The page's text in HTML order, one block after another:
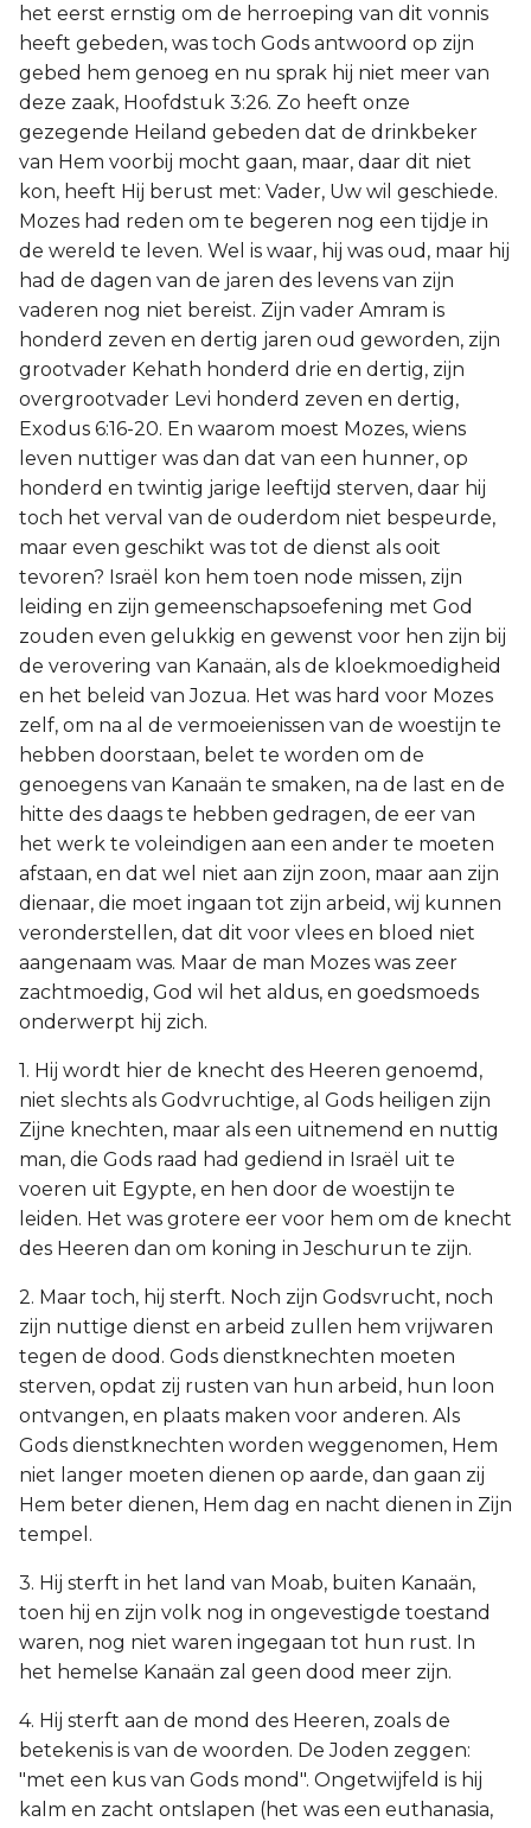
het eerst ernstig om de herroeping van dit vonnis
heeft gebeden, was toch Gods antwoord op zijn
gebed hem genoeg en nu sprak hij niet meer van
deze zaak, Hoofdstuk 3:26. Zo heeft onze
gezegende Heiland gebeden dat de drinkbeker
van Hem voorbij mocht gaan, maar, daar dit niet
kon, heeft Hij berust met: Vader, Uw wil geschiede.
Mozes had reden om te begeren nog een tijdje in
de wereld te leven. Wel is waar, hij was oud, maar hij
had de dagen van de jaren des levens van zijn
vaderen nog niet bereist. Zijn vader Amram is
honderd zeven en dertig jaren oud geworden, zijn
grootvader Kehath honderd drie en dertig, zijn
overgrootvader Levi honderd zeven en dertig,
Exodus 6:16-20. En waarom moest Mozes, wiens
leven nuttiger was dan dat van een hunner, op
honderd en twintig jarige leeftijd sterven, daar hij
toch het verval van de ouderdom niet bespeurde,
maar even geschikt was tot de dienst als ooit
tevoren? Israël kon hem toen node missen, zijn
leiding en zijn gemeenschapsoefening met God
zouden even gelukkig en gewenst voor hen zijn bij
de verovering van Kanaän, als de kloekmoedigheid
en het beleid van Jozua. Het was hard voor Mozes
zelf, om na al de vermoeienissen van de woestijn te
hebben doorstaan, belet te worden om de
genoegens van Kanaän te smaken, na de last en de
hitte des daags te hebben gedragen, de eer van
het werk te voleindigen aan een ander te moeten
afstaan, en dat wel niet aan zijn zoon, maar aan zijn
dienaar, die moet ingaan tot zijn arbeid, wij kunnen
veronderstellen, dat dit voor vlees en bloed niet
aangenaam was. Maar de man Mozes was zeer
zachtmoedig, God wil het aldus, en goedsmoeds
onderwerpt hij zich.
1. Hij wordt hier de knecht des Heeren genoemd,
niet slechts als Godvruchtige, al Gods heiligen zijn
Zijne knechten, maar als een uitnemend en nuttig
man, die Gods raad had gediend in Israël uit te
voeren uit Egypte, en hen door de woestijn te
leiden. Het was grotere eer voor hem om de knecht
des Heeren dan om koning in Jeschurun te zijn.
2. Maar toch, hij sterft. Noch zijn Godsvrucht, noch
zijn nuttige dienst en arbeid zullen hem vrijwaren
tegen de dood. Gods dienstknechten moeten
sterven, opdat zij rusten van hun arbeid, hun loon
ontvangen, en plaats maken voor anderen. Als
Gods dienstknechten worden weggenomen, Hem
niet langer moeten dienen op aarde, dan gaan zij
Hem beter dienen, Hem dag en nacht dienen in Zijn
tempel.
3. Hij sterft in het land van Moab, buiten Kanaän,
toen hij en zijn volk nog in ongevestigde toestand
waren, nog niet waren ingegaan tot hun rust. In
het hemelse Kanaän zal geen dood meer zijn.
4. Hij sterft aan de mond des Heeren, zoals de
betekenis is van de woorden. De Joden zeggen:
"met een kus van Gods mond". Ongetwijfeld is hij
kalm en zacht ontslapen (het was een euthanasia,